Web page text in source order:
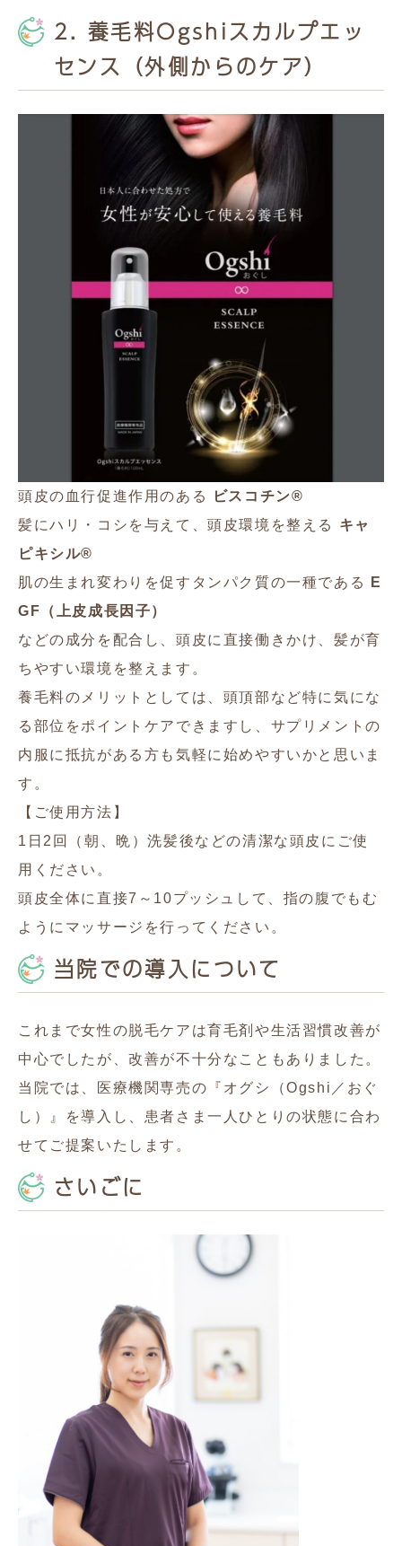
2. 養毛料Ogshiスカルプエッ
センス（外側からのケア）
頭皮の血行促進作用のある
ビスコチン®
髪にハリ・コシを与えて、頭皮環境を整える キャ
ピキシル®
肌の生まれ変わりを促すタンパク質の一種である
E
GF（上皮成長因子）
などの成分を配合し、頭皮に直接働きかけ、髪が育
ちやすい環境を整えます。
養毛料のメリットとしては、頭頂部など特に気にな
る部位をポイントケアできますし、サプリメントの
内服に抵抗がある方も気軽に始めやすいかと思いま
す。
【ご使用方法】
1日2回（朝、晩）洗髪後などの清潔な頭皮にご使
用ください。
頭皮全体に直接7～10プッシュして、指の腹でもむ
ようにマッサージを行ってください。
当院での導入について
これまで女性の脱毛ケアは育毛剤や生活習慣改善が
中心でしたが、改善が不十分なこともありました。
当院では、医療機関専売の『オグシ（Ogshi／おぐ
し）』を導入し、患者さま一人ひとりの状態に合わ
せてご提案いたします。
さいごに